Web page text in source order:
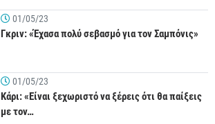
01/05/23
Γκριν: «Έχασα πολύ σεβασμό για τον Σαμπόνις»
01/05/23
Κάρι: «Είναι ξεχωριστό να ξέρεις ότι θα παίξεις
με τον…